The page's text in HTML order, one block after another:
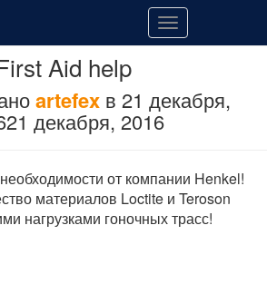
Переключить
Aid help
artefex в 21 декабря,
21 декабря, 2016
от компании Henkel!
материалов Loctite и Teroson
нагрузками гоночных трасс!